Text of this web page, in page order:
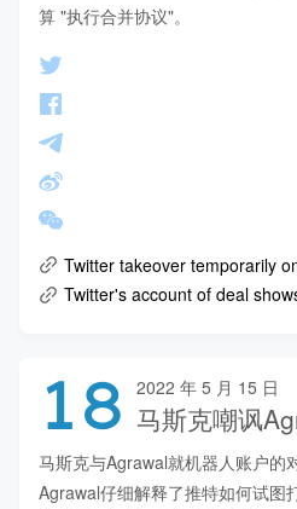
算 "执行合并协议"。
Twitter takeover temporarily
Twitter's account of deal
18 2022 年 5 月 15 日
马斯克嘲讽
马斯克与Agrawal就机器人账户的
Agrawal仔细解释了推特如何试图